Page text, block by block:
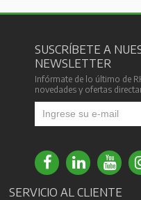
SUSCRÍBETE A
NEWSLETTER
Infórmate de lo último de
novedades y ofertas
SERVICIO AL CLIENTE